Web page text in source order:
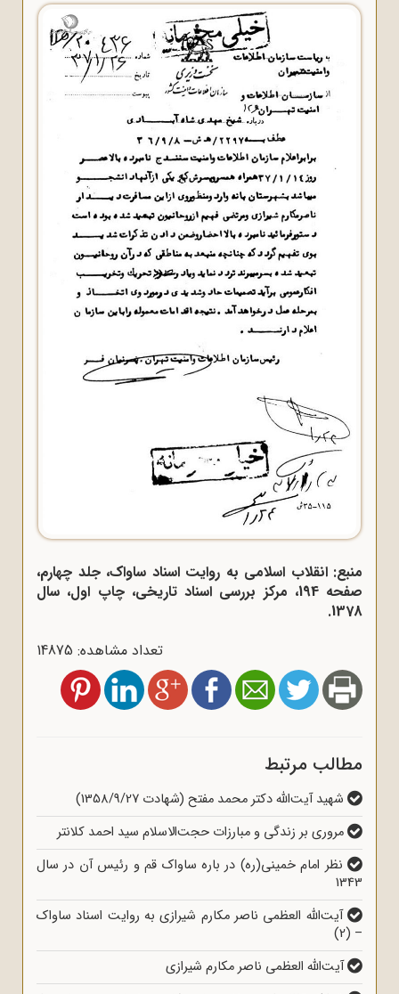
منبع: انقلاب اسلامی به روایت اسناد ساواک، جلد چهارم،
صفحه 194، مرکز بررسی اسناد تاریخی، چاپ اول، سال
1378.
تعداد مشاهده: 14875
مطالب مرتبط
شهید آیت‌الله دکتر محمد مفتح (شهادت 1358/9/27)
مروری بر زندگی و مبارزات حجت‌الاسلام سید احمد کلانتر
نظر امام خمینی(ره) در باره ساواک قم و رئیس آن در سال
1343
آیت‌الله العظمی ناصر مکارم شیرازی به روایت اسناد ساواک
– (2)
آیت‌الله العظمی ناصر مکارم شیرازی